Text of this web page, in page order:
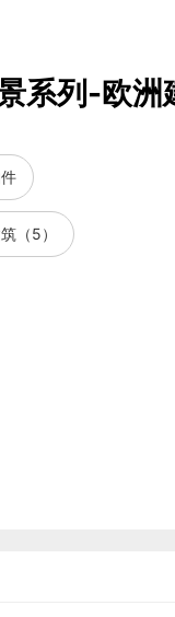
列-欧洲
（5）